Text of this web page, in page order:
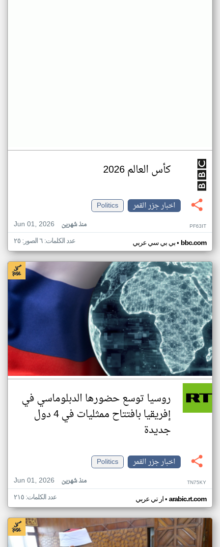
كأس العالم 2026
اخبار جزر القمر
Politics
Jun 01, 2026
منذ شهرين PF63IT
بي بي سي عربي• bbc.com عدد الكلمات: ٦ الصور: ٢٥
روسيا توسع حضورها الدبلوماسي في
إفريقيا بافتتاح ممثليات في 4 دول
جديدة
اخبار جزر القمر
Politics
Jun 01, 2026
منذ شهرين TN75KY
ار تي عربي• arabic.rt.com عدد الكلمات: ٢١٥